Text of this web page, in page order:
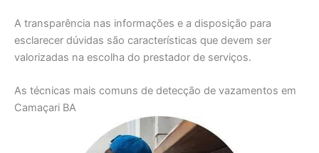
A transparência nas informações e a disposição para
esclarecer dúvidas são características que devem ser
valorizadas na escolha do prestador de serviços.
As técnicas mais comuns de detecção de vazamentos em
Camaçari BA